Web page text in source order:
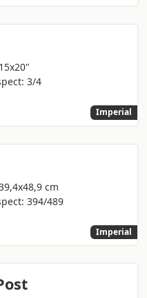
3/4
Imperial
cm
394/489
Imperial